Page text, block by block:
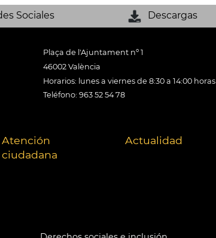
Sociales Descargas
Plaça de l'Ajuntament nº 1
46002 València
Horarios: lunes a viernes de 8:30 a 14:00 horas
Teléfono: 963 52 54 78
Atención
ciudadana
Actualidad